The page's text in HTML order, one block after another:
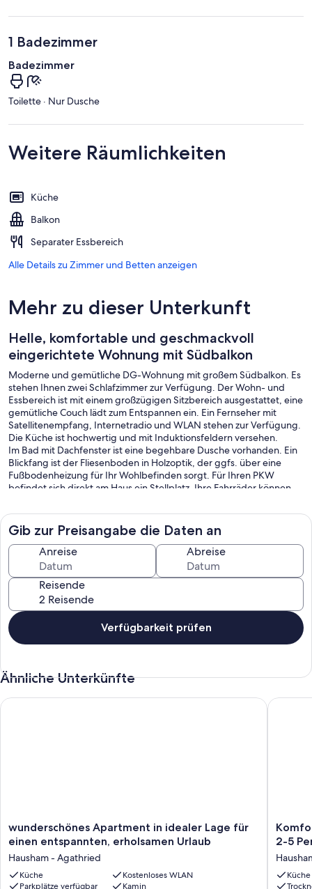
1 Badezimmer
Badezimmer
Toilette · Nur Dusche
Weitere Räumlichkeiten
Küche
Balkon
Separater Essbereich
Alle Details zu Zimmer und Betten anzeigen
Mehr zu dieser Unterkunft
Helle, komfortable und geschmackvoll
eingerichtete Wohnung mit Südbalkon
Moderne und gemütliche DG-Wohnung mit großem Südbalkon. Es
stehen Ihnen zwei Schlafzimmer zur Verfügung. Der Wohn- und
Essbereich ist mit einem großzügigen Sitzbereich ausgestattet, eine
gemütliche Couch lädt zum Entspannen ein. Ein Fernseher mit
Satellitenempfang, Internetradio und WLAN stehen zur Verfügung.
Die Küche ist hochwertig und mit Induktionsfeldern versehen.
Im Bad mit Dachfenster ist eine begehbare Dusche vorhanden. Ein
Blickfang ist der Fliesenboden in Holzoptik, der ggfs. über eine
Fußbodenheizung für Ihr Wohlbefinden sorgt. Für Ihren PKW
befindet sich direkt am Haus ein Stellplatz. Ihre Fahrräder können
Gib zur Preisangabe die Daten an
Anreise Abreise
Reisende
Verfügbarkeit prüfen
Ähnliche Unterkünfte
wunderschönes
Apartment
idealer
Lage
wunderschönes Apartment in idealer Lage für
einen entspannten, erholsamen Urlaub
Hausham - Agathried
Küche
Kostenloses WLAN
Parkplätze verfügbar
Kamin
wunderschönes Apartment in idealer Lage für einen
für
2-
2-5
Küche